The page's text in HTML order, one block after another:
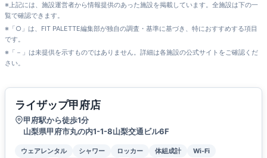
※上記には、施設運営者から情報提供のあった施設を掲載しています。全施設は下の一
覧で確認できます。
※「○」は、FIT PALETTE編集部が独自の調査・基準に基づき、特におすすめする項目
です。
※「－」は未提供を示すものではありません。詳細は各施設の公式サイトをご確認くだ
さい。
ライザップ甲府店
甲府駅から徒歩1分
山梨県甲府市丸の内1-1-8山梨交通ビル6F
ウェアレンタル シャワー ロッカー 体組成計
Wi-Fi